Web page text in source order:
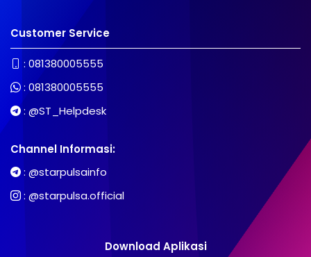
Customer Service
: 081380005555
: 081380005555
: @ST_Helpdesk
Channel Informasi:
: @starpulsainfo
: @starpulsa.official
Download Aplikasi